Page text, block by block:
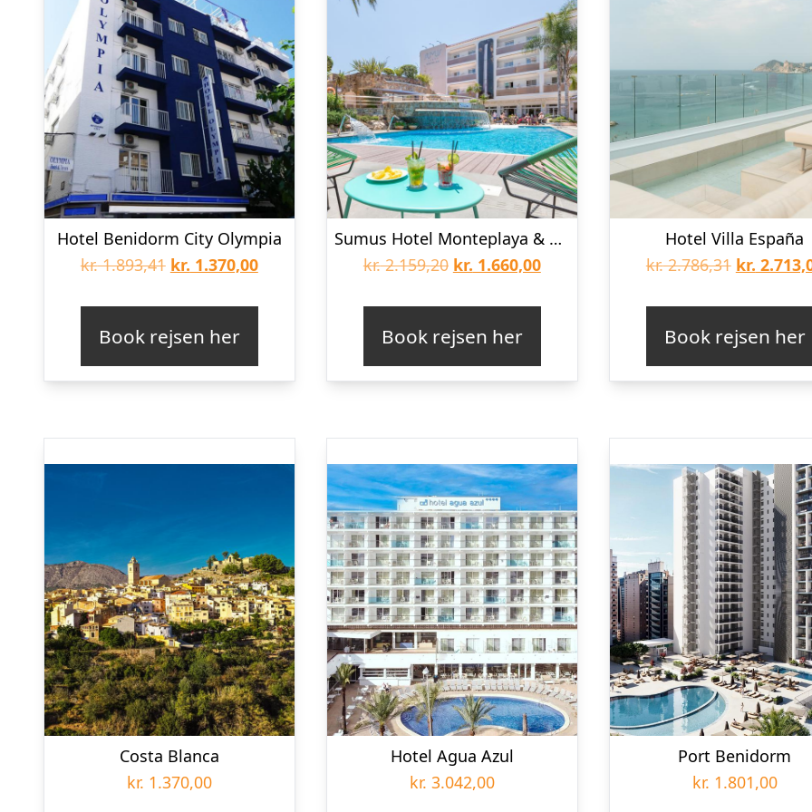
Hotel Benidorm City Olympia
kr.1.893,41 Den
var:
kr. 1.893,41.
kr. 1.370,00Den
kr. 1.370,00.
Book rejsen her
Sumus Hotel Monteplaya & Spa – Voksenhotel 16+
kr.2.159,20 Den
var:
kr. 2.159,20.
kr. 1.660,00Den
kr. 1.660,00.
Book rejsen her
Hotel Villa España
kr.2.786,31 Den
var:
kr.
kr.
Book rejsen her
Costa Blanca
kr. 1.370,00
Hotel Agua Azul
kr. 3.042,00
Port Benidorm
kr. 1.801,00